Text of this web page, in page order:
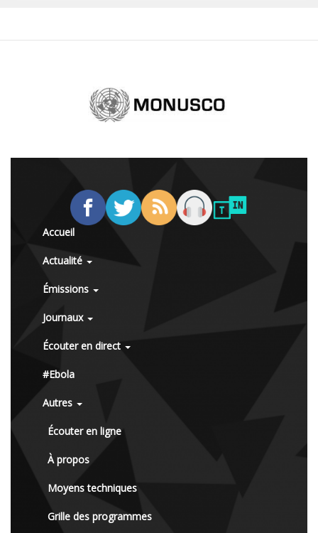
Accueil
Actualité
Émissions
Journaux
Écouter en direct
#Ebola
Autres
Écouter en ligne
À propos
Moyens techniques
Grille des programmes